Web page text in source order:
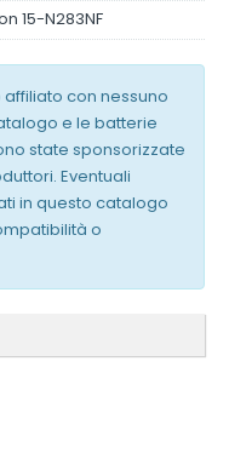
15-N283NF
con nessuno
e le batterie
state sponsorizzate
Eventuali
in questo catalogo
o